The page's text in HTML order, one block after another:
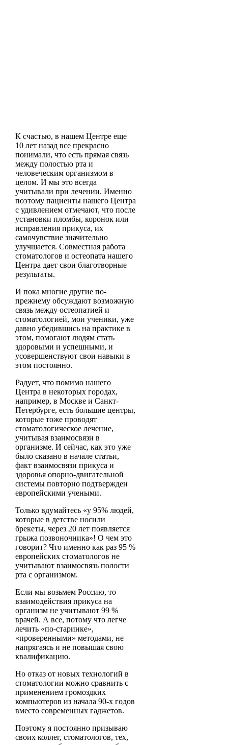
К счастью, в нашем Центре еще
10 лет назад все прекрасно
понимали, что есть прямая связь
между полостью рта и
человеческим организмом в
целом. И мы это всегда
учитывали при лечении. Именно
поэтому пациенты нашего Центра
с удивлением отмечают, что после
установки пломбы, коронок или
исправления прикуса, их
самочувствие значительно
улучшается. Совместная работа
стоматологов и остеопата нашего
Центра дает свои благотворные
результаты.
И пока многие другие по-
прежнему обсуждают возможную
связь между остеопатией и
стоматологией, мои ученики, уже
давно убедившись на практике в
этом, помогают людям стать
здоровыми и успешными, и
усовершенствуют свои навыки в
этом постоянно.
Радует, что помимо нашего
Центра в некоторых городах,
например, в Москве и Санкт-
Петербурге, есть большие центры,
которые тоже проводят
стоматологическое лечение,
учитывая взаимосвязи в
организме. И сейчас, как это уже
было сказано в начале статьи,
факт взаимосвязи прикуса и
здоровья опорно-двигательной
системы повторно подтвержден
европейскими учеными.
Только вдумайтесь «у 95% людей,
которые в детстве носили
брекеты, через 20 лет появляется
грыжа позвоночника»! О чем это
говорит? Что именно как раз 95 %
европейских стоматологов не
учитывают взаимосвязь полости
рта с организмом.
Если мы возьмем Россию, то
взаимодействия прикуса на
организм не учитывают 99 %
врачей. А все, потому что легче
лечить «по-старинке»,
«проверенными» методами, не
напрягаясь и не повышая свою
квалификацию.
Но отказ от новых технологий в
стоматологии можно сравнить с
применением громоздких
компьютеров из начала 90-х годов
вместо современных гаджетов.
Поэтому я постоянно призываю
своих коллег, стоматологов, тех,